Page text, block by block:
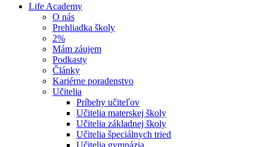
Life Academy
O nás
Prehliadka školy
2%
Mám záujem
Podkasty
Články
Kariérne poradenstvo
Učitelia
Príbehy učiteľov
Učitelia materskej školy
Učitelia základnej školy
Učitelia špeciálnych tried
Učitelia gymnázia